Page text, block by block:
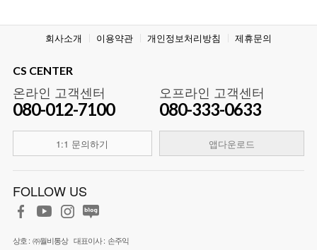
회사소개 이용약관 개인정보처리방침 제휴문의
CS CENTER
온라인 고객센터
080-012-7100
1:1 문의하기
오프라인 고객센터
080-333-0633
앱다운로드
FOLLOW US
상호 : ㈜월비통상 대표이사 : 손주익